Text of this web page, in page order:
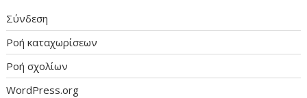
Σύνδεση
Ροή καταχωρίσεων
Ροή σχολίων
WordPress.org